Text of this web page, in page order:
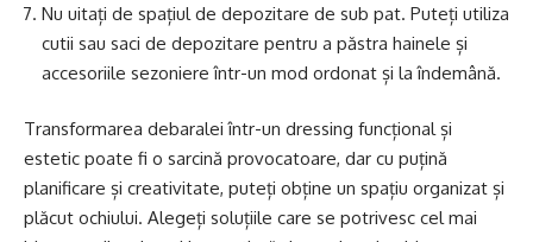
Nu uitați de spațiul de depozitare de sub pat. Puteți utiliza
cutii sau saci de depozitare pentru a păstra hainele și
accesoriile sezoniere într-un mod ordonat și la îndemână.
Transformarea debaralei într-un dressing funcțional și
estetic poate fi o sarcină provocatoare, dar cu puțină
planificare și creativitate, puteți obține un spațiu organizat și
plăcut ochiului. Alegeți soluțiile care se potrivesc cel mai